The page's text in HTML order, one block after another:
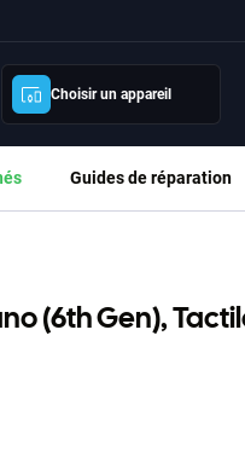
Choisir un appareil
Guides de réparation
(6th Gen),